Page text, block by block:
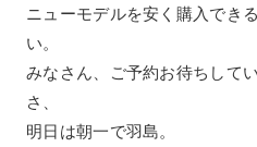
ニューモデルを安く購入でき
い。
みなさん、ご予約お待ちして
さ、
明日は朝一で羽島。